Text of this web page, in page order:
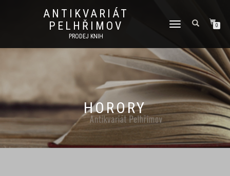
ANTIKVARIÁT
PELHŘIMOV
PRODEJ KNIH
PŘEPNOUT
0
HORORY